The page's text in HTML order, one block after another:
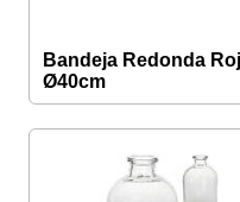
Bandeja Redonda
Ø40cm